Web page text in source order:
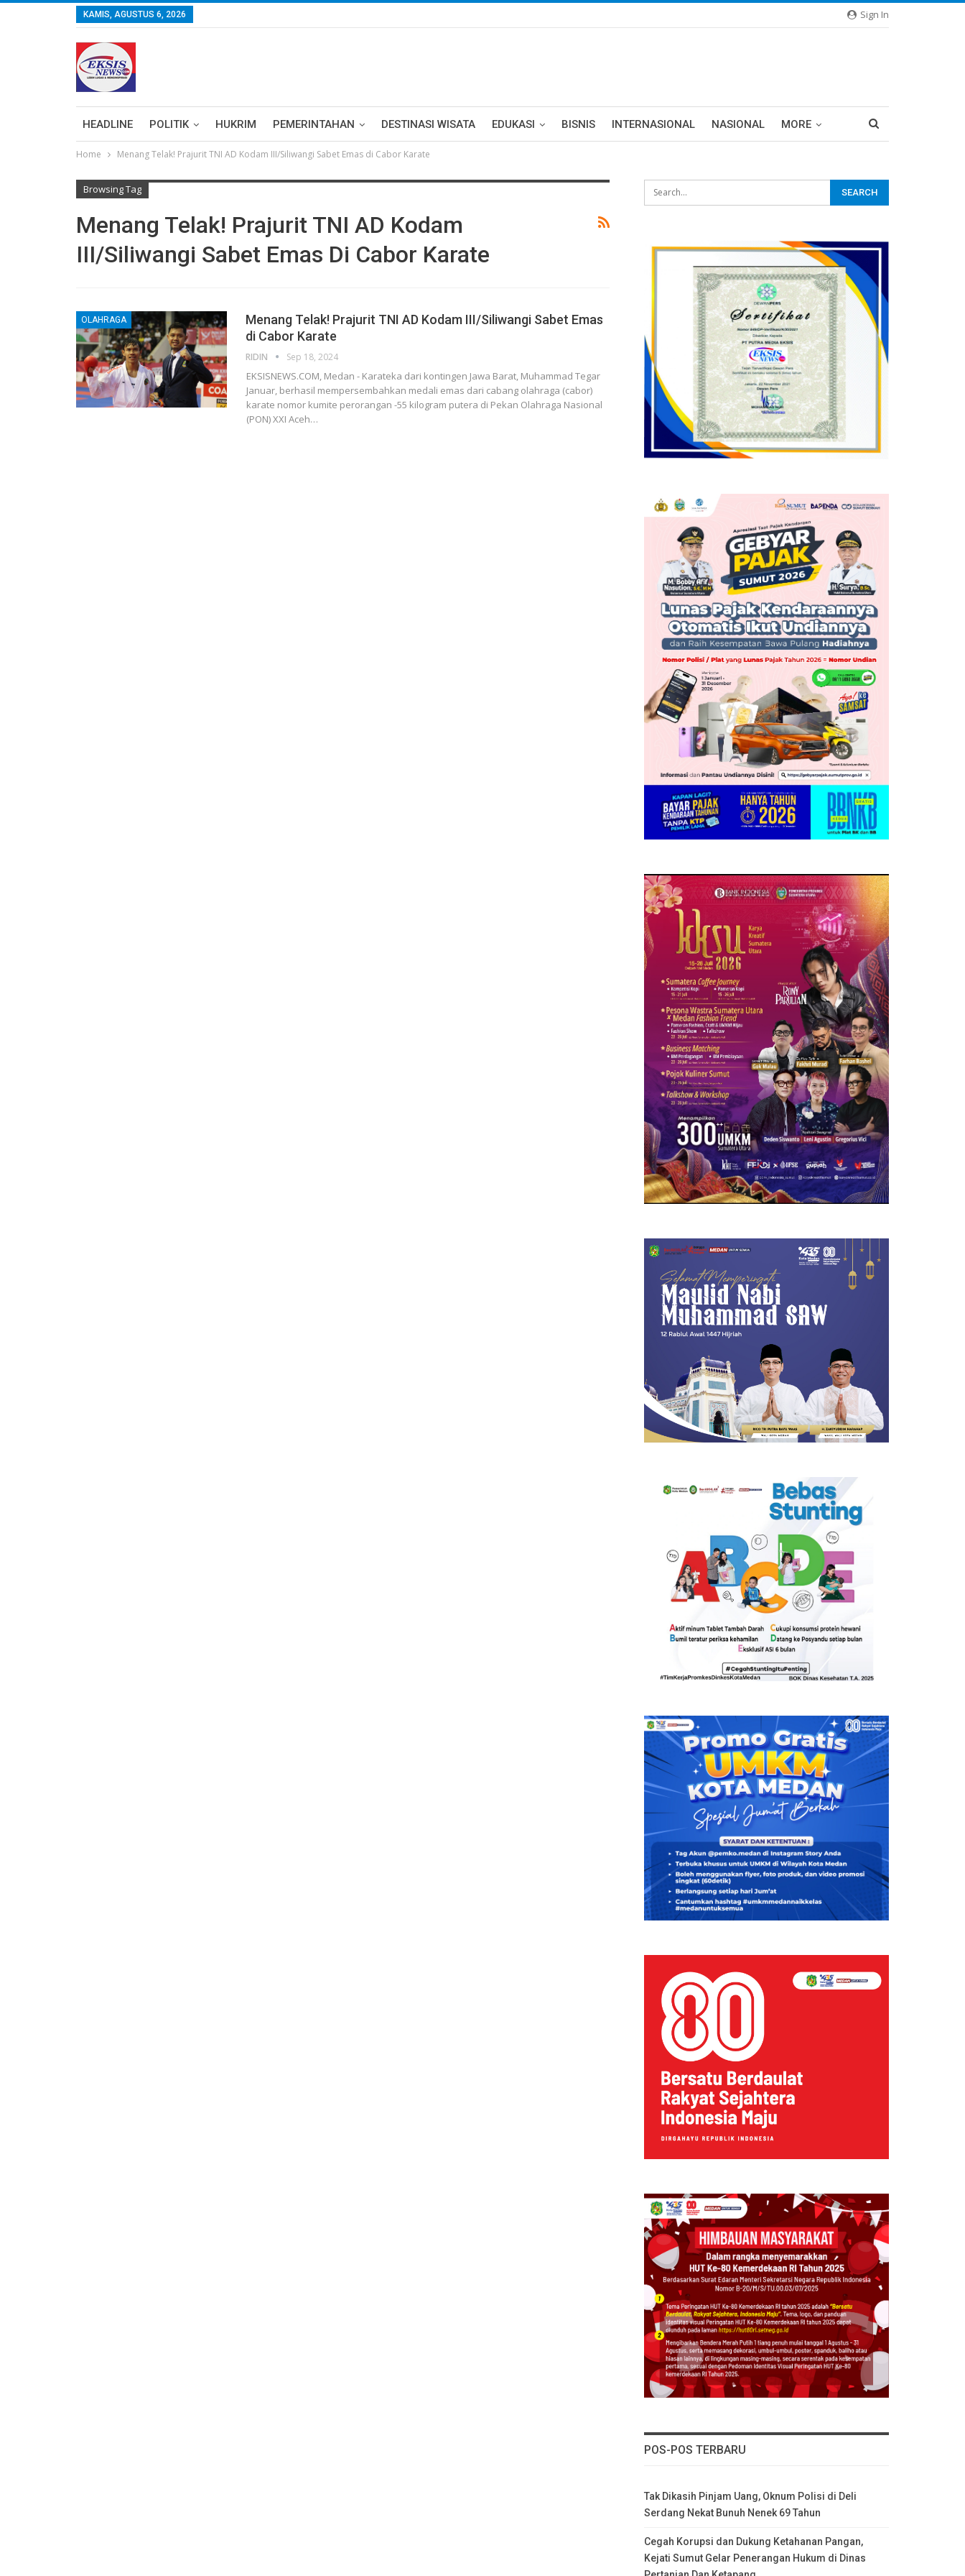
Sign In
KAMIS, AGUSTUS 6, 2026
HEADLINE POLITIK HUKRIM PEMERINTAHAN DESTINASI WISATA EDUKASI BISNIS INTERNASIONAL NASIONAL MORE
Home Menang Telak! Prajurit TNI AD Kodam III/Siliwangi Sabet Emas di Cabor Karate
Browsing Tag
Menang Telak! Prajurit TNI AD Kodam
III/Siliwangi Sabet Emas Di Cabor Karate
OLAHRAGA
Menang Telak! Prajurit TNI AD Kodam III/Siliwangi Sabet Emas
di Cabor Karate
RIDIN Sep 18, 2024
EKSISNEWS.COM, Medan - Karateka dari kontingen Jawa Barat, Muhammad Tegar
Januar, berhasil mempersembahkan medali emas dari cabang olahraga (cabor)
karate nomor kumite perorangan -55 kilogram putera di Pekan Olahraga Nasional
(PON) XXI Aceh…
POS-POS TERBARU
Tak Dikasih Pinjam Uang, Oknum Polisi di Deli
Serdang Nekat Bunuh Nenek 69 Tahun
Cegah Korupsi dan Dukung Ketahanan Pangan,
Kejati Sumut Gelar Penerangan Hukum di Dinas